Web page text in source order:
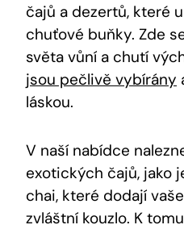
čajů a dezertů, které
chuťové buňky. Zde
světa vůní a chutí
jsou pečlivě vybírány
láskou.
V naší nabídce
exotických čajů, jako
chai, které dodají
zvláštní kouzlo. K